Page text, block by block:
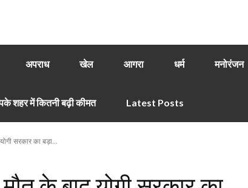
अपराध खेल आगरा धर्म मनोरंजन
शहर में कितनी बढ़ी कीमत Latest Posts
सरकार का बड़ा...